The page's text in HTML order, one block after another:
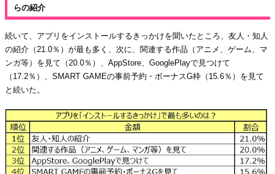
らの紹介
続いて、アプリをインストールするきっかけを聞いたところ、友人・知人
の紹介（21.0％）が最も多く、次に、関連する作品（アニメ、ゲーム、マ
ンガ等）を見て（20.0％）、AppStore、GooglePlayで見つけて
（17.2％）、SMART GAMEの事前予約・ボーナスG枠（15.6％）を見て
と続いた。